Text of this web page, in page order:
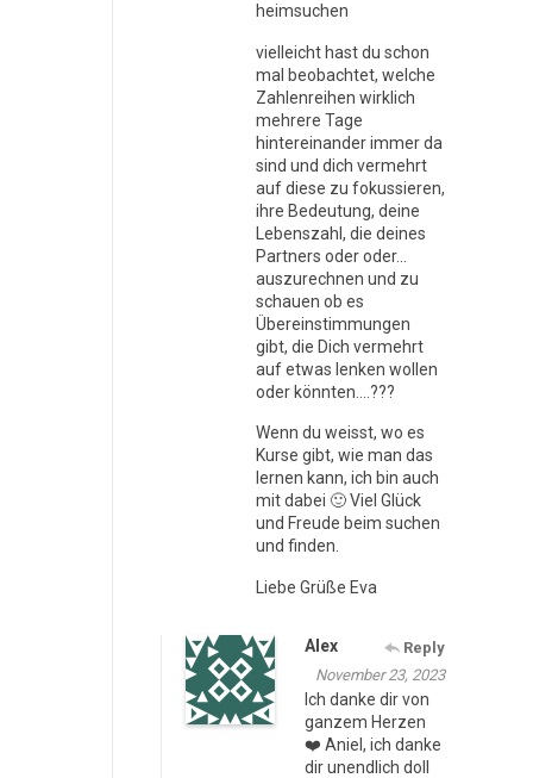
heimsuchen
vielleicht hast du schon
mal beobachtet, welche
Zahlenreihen wirklich
mehrere Tage
hintereinander immer da
sind und dich vermehrt
auf diese zu fokussieren,
ihre Bedeutung, deine
Lebenszahl, die deines
Partners oder oder…
auszurechnen und zu
schauen ob es
Übereinstimmungen
gibt, die Dich vermehrt
auf etwas lenken wollen
oder könnten….???
Wenn du weisst, wo es
Kurse gibt, wie man das
lernen kann, ich bin auch
mit dabei 🙂 Viel Glück
und Freude beim suchen
und finden.
Liebe Grüße Eva
Alex
Reply
November 23, 2023
Ich danke dir von
ganzem Herzen
❤️ Aniel, ich danke
dir unendlich doll